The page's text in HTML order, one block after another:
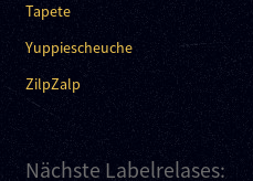
Tapete
Yuppiescheuche
ZilpZalp
Nächste Labelrelases: